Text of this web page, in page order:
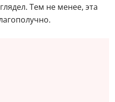
Тем не менее, эта